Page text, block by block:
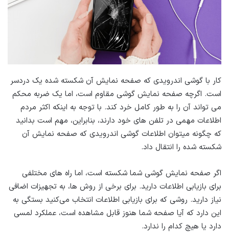
کار با گوشی اندرویدی که صفحه نمایش آن شکسته شده یک دردسر
است. اگرچه صفحه نمایش گوشی مقاوم است، اما یک ضربه محکم
می تواند آن را به طور کامل خرد کند. با توجه به اینکه اکثر مردم
اطلاعات مهمی در تلفن های خود دارند، بنابراین، مهم است بدانید
که چگونه میتوان اطلاعات گوشی اندرویدی که صفحه نمایش آن
شکسته شده را انتقال داد.
اگر صفحه نمایش گوشی شما شکسته است، اما راه های مختلفی
برای بازیابی اطلاعات دارید. برای برخی از روش ها، به تجهیزات اضافی
نیاز دارید. روشی که برای بازیابی اطلاعات انتخاب می‌کنید بستگی به
این دارد که آیا صفحه شما هنوز قابل مشاهده است، عملکرد لمسی
دارد یا هیچ کدام را ندارد.